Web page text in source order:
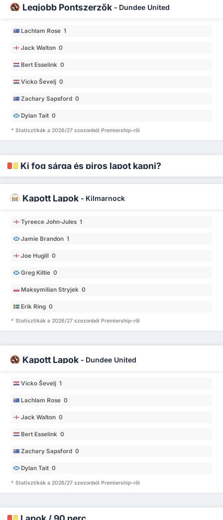
Legjobb Pontszerzők - Dundee United
Lachlam Rose 1
Jack Walton 0
Bert Esselink 0
Vicko Ševelj 0
Zachary Sapsford 0
Dylan Tait 0
* Statisztikák a 2026/27 szezonból Premiership-ről
Ki fog sárga és piros lapot kapni?
Kapott Lapok - Kilmarnock
Tyreece John-Jules 1
Jamie Brandon 1
Joe Hugill 0
Greg Kiltie 0
Maksymilian Stryjek 0
Erik Ring 0
* Statisztikák a 2026/27 szezonból Premiership-ről
Kapott Lapok - Dundee United
Vicko Ševelj 1
Lachlam Rose 0
Jack Walton 0
Bert Esselink 0
Zachary Sapsford 0
Dylan Tait 0
* Statisztikák a 2026/27 szezonból Premiership-ről